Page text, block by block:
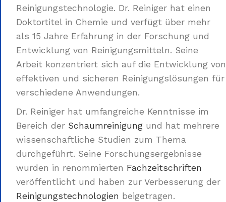
Reinigungstechnologie. Dr. Reiniger hat einen
Doktortitel in Chemie und verfügt über mehr
als 15 Jahre Erfahrung in der Forschung und
Entwicklung von Reinigungsmitteln. Seine
Arbeit konzentriert sich auf die Entwicklung von
effektiven und sicheren Reinigungslösungen für
verschiedene Anwendungen.
Dr. Reiniger hat umfangreiche Kenntnisse im
Bereich der Schaumreinigung und hat mehrere
wissenschaftliche Studien zum Thema
durchgeführt. Seine Forschungsergebnisse
wurden in renommierten Fachzeitschriften
veröffentlicht und haben zur Verbesserung der
Reinigungstechnologien beigetragen.